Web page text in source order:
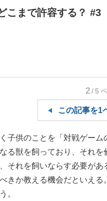
らと言って…」サッカー日本代
こまで許容する？ #3
2/5
この記事を1
子供のことを「対戦ゲーム
る獣を飼っており、それ
それを飼いならす必要が
きか教える機会だといえ
。